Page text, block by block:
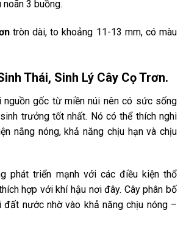
3 buồng.
tròn dài, to khoảng 11-13 mm, có màu
Thái, Sinh Lý Cây Cọ Trơn.
nguồn gốc từ miền núi nên có sức sống
trưởng tốt nhất. Nó có thể thích nghi
nắng nóng, khả năng chịu hạn và chịu
phát triển mạnh với các điều kiện thổ
hợp với khí hậu nơi đây. Cây phân bố
đất nước nhờ vào khả năng chịu nóng –